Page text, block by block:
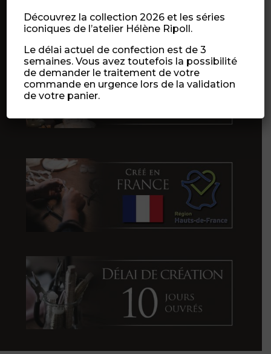
Découvrez la collection 2026 et les séries
iconiques de l’atelier Hélène Ripoll.
Le délai actuel de confection est de 3
semaines. Vous avez toutefois la possibilité
de demander le traitement de votre
commande en urgence lors de la validation
de votre panier.